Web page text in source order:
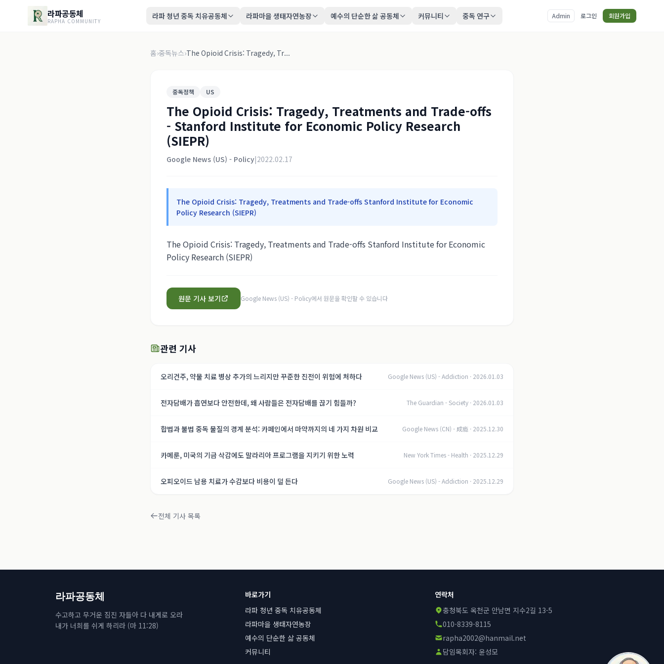
라파공동체
RAPHA COMMUNITY
라파 청년 중독 치유공동체 라파마을 생태자연농장 예수의 단순한 삶 공동체 커뮤니티 중독 연구 Admin 로그인 회원가입
홈›중독뉴스›The Opioid Crisis: Tragedy, Tr...
중독정책 US
The Opioid Crisis: Tragedy, Treatments and Trade-offs
- Stanford Institute for Economic Policy Research
(SIEPR)
Google News (US) - Policy|2022.02.17
The Opioid Crisis: Tragedy, Treatments and Trade-offs Stanford Institute for Economic
Policy Research (SIEPR)
The Opioid Crisis: Tragedy, Treatments and Trade-offs Stanford Institute for Economic
Policy Research (SIEPR)
원문 기사 보기 Google News (US) - Policy에서 원문을 확인할 수 있습니다
관련 기사
오리건주, 약물 치료 병상 추가의 느리지만 꾸준한 진전이 위험에 처하다 Google News (US) - Addiction · 2026.01.03
전자담배가 흡연보다 안전한데, 왜 사람들은 전자담배를 끊기 힘들까? The Guardian - Society · 2026.01.03
합법과 불법 중독 물질의 경계 분석: 카페인에서 마약까지의 네 가지 차원 비교 Google News (CN) - 成瘾 · 2025.12.30
카메룬, 미국의 기금 삭감에도 말라리아 프로그램을 지키기 위한 노력 New York Times - Health · 2025.12.29
오피오이드 남용 치료가 수감보다 비용이 덜 든다 Google News (US) - Addiction · 2025.12.29
전체 기사 목록
라파공동체
수고하고 무거운 짐진 자들아 다 내게로 오라
내가 너희를 쉬게 하리라 (마 11:28)
바로가기
라파 청년 중독 치유공동체
라파마을 생태자연농장
예수의 단순한 삶 공동체
커뮤니티
연락처
충청북도 옥천군 안남면 지수2길 13-5
010-8339-8115
rapha2002@hanmail.net
담임목회자: 윤성모